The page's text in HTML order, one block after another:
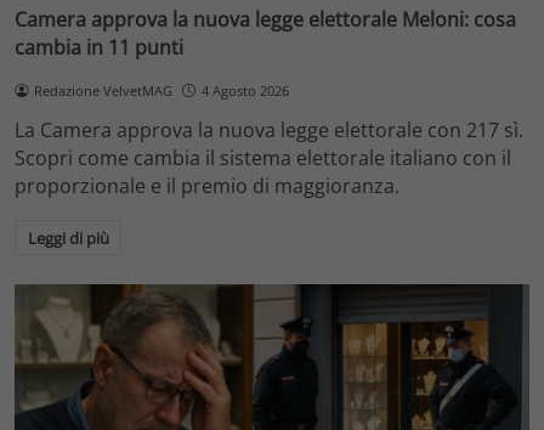
Camera approva la nuova legge elettorale Meloni: cosa
cambia in 11 punti
Redazione VelvetMAG 4 Agosto 2026
La Camera approva la nuova legge elettorale con 217 sì.
Scopri come cambia il sistema elettorale italiano con il
proporzionale e il premio di maggioranza.
Leggi di più